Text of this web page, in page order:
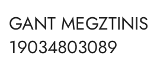
GANT MEGZTINIS
19034803089